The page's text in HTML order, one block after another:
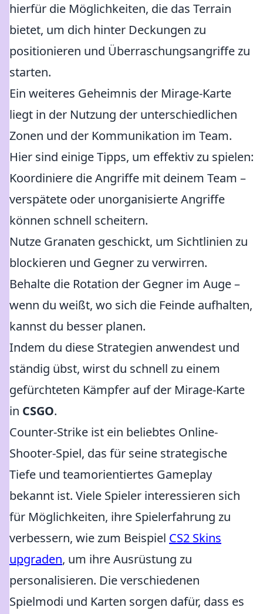
hierfür die Möglichkeiten, die das Terrain
bietet, um dich hinter Deckungen zu
positionieren und Überraschungsangriffe zu
starten.
Ein weiteres Geheimnis der Mirage-Karte
liegt in der Nutzung der unterschiedlichen
Zonen und der Kommunikation im Team.
Hier sind einige Tipps, um effektiv zu spielen:
Koordiniere die Angriffe mit deinem Team –
verspätete oder unorganisierte Angriffe
können schnell scheitern.
Nutze Granaten geschickt, um Sichtlinien zu
blockieren und Gegner zu verwirren.
Behalte die Rotation der Gegner im Auge –
wenn du weißt, wo sich die Feinde aufhalten,
kannst du besser planen.
Indem du diese Strategien anwendest und
ständig übst, wirst du schnell zu einem
gefürchteten Kämpfer auf der Mirage-Karte
in CSGO.
Counter-Strike ist ein beliebtes Online-
Shooter-Spiel, das für seine strategische
Tiefe und teamorientiertes Gameplay
bekannt ist. Viele Spieler interessieren sich
für Möglichkeiten, ihre Spielerfahrung zu
verbessern, wie zum Beispiel CS2 Skins
upgraden, um ihre Ausrüstung zu
personalisieren. Die verschiedenen
Spielmodi und Karten sorgen dafür, dass es